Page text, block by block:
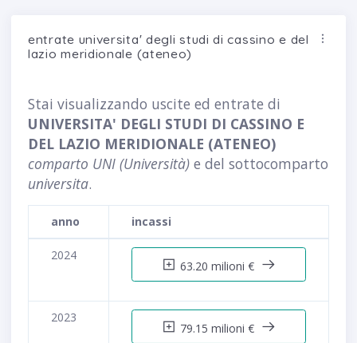
entrate universita' degli studi di cassino e del
lazio meridionale (ateneo)
Stai visualizzando uscite ed entrate di
UNIVERSITA' DEGLI STUDI DI CASSINO E
DEL LAZIO MERIDIONALE (ATENEO)
comparto UNI (Università) e del sottocomparto
universita.
anno incassi
2024
63.20 milioni €
2023
79.15 milioni €